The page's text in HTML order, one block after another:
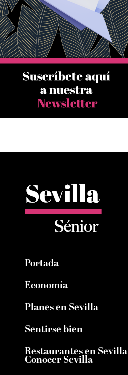
Portada
Economía
Planes en Sevilla
Sentirse bien
Restaurantes en Sevilla
Conocer Sevilla